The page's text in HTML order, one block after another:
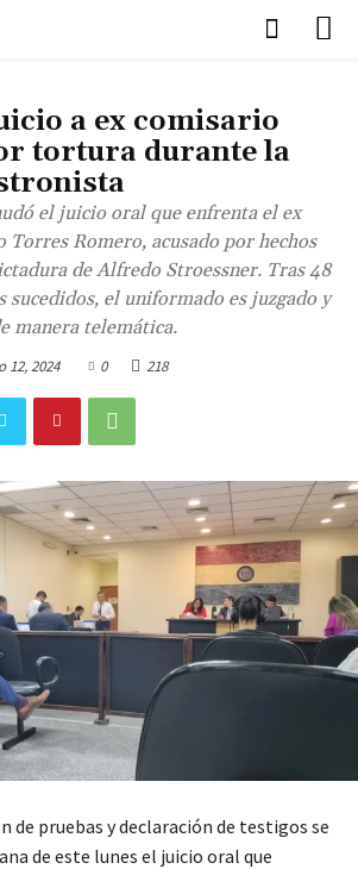
a ex comisario
tortura durante la
el juicio oral que enfrenta el ex
Torres Romero, acusado por hechos
de Alfredo Stroessner. Tras 48
sucedidos, el uniformado es juzgado y
manera telemática.
12, 2024 0 218
de pruebas y declaración de testigos se
de este lunes el juicio oral que